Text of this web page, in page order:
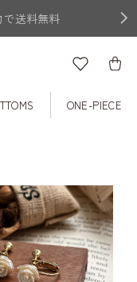
送料無料
ONE-PIECE